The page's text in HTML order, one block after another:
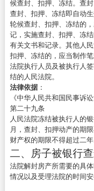
候查封、扣押、冻结。查
查封、扣押、冻结即自动
轮候查封、扣押、冻结的
记，实施查封、扣押、冻
有关文书和记录。其他人
扣押、冻结的，应当制作
法院执行人员及被执行人
结的人民法院。
法律依据 ：
《中华人民共和国民事诉讼
第二十九条
人民法院冻结被执行人的
月，查封、扣押动产的期
财产权的期限不得超过二
二、房子被银行
法院解封房产所需要的具
情况以及受理法院的时间安